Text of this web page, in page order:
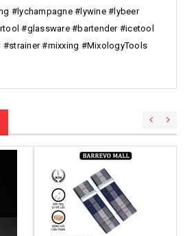
#lychampagne #lywine #lybeer
#glassware #bartender #icetool
#mixxing #MixologyTools